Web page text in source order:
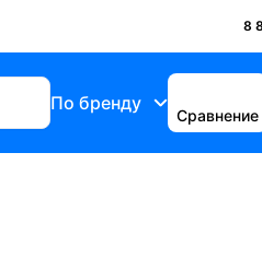
8
По бренду
Сравнение